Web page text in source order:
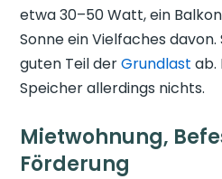
etwa 30–50 Watt, ein
Sonne ein Vielfaches
guten Teil derGrundlast ab.
Speicher allerdings nichts.
Mietwohnung,
Förderung